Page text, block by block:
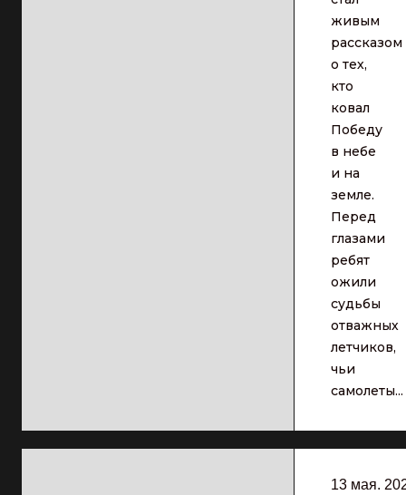
живым
рассказом
о тех,
кто
ковал
Победу
в небе
и на
земле.
Перед
глазами
ребят
ожили
судьбы
отважных
летчиков,
чьи
самолеты...
13 мая.